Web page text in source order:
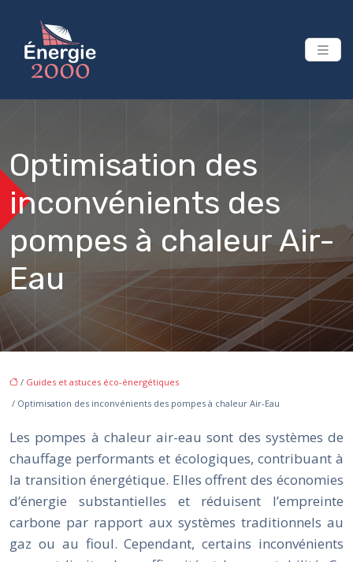
Optimisation des
inconvénients des
pompes à chaleur Air-
Eau
/ Guides et astuces éco-énergétiques
/ Optimisation des inconvénients des pompes à chaleur Air-Eau
Les pompes à chaleur air-eau sont des systèmes de
chauffage performants et écologiques, contribuant à
la transition énergétique. Elles offrent des économies
d’énergie substantielles et réduisent l’empreinte
carbone par rapport aux systèmes traditionnels au
gaz ou au fioul. Cependant, certains inconvénients